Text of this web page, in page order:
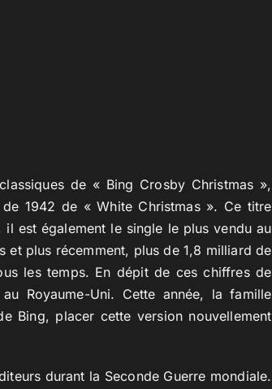
de « Bing Crosby Christmas »,
1942 de « White Christmas ». Ce titre
il est également le single le plus vendu au
et plus récemment, plus de 1,8 milliard de
les temps. En dépit de ces chiffres de
Royaume-Uni. Cette année, la famille
Bing, placer cette version nouvellement
durant la Seconde Guerre mondiale.